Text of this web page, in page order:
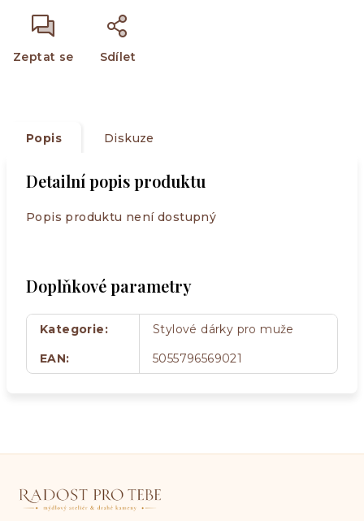
Zeptat se Sdílet
Popis Diskuze
Detailní popis produktu
Popis produktu není dostupný
Doplňkové parametry
Kategorie:
Stylové dárky pro muže
EAN: 5055796569021